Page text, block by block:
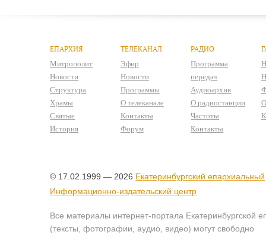
ЕПАРХИЯ
Митрополит
Новости
Структура
Храмы
Святые
История
ТЕЛЕКАНАЛ
Эфир
Новости
Программы
О телеканале
Контакты
Форум
РАДИО
Программа
передач
Аудиоархив
О радиостанции
Частоты
Контакты
© 17.02.1999 — 2026 Екатеринбургский епархиальный
Информационно-издательский центр
Все материалы интернет-портала Екатеринбургской
(тексты, фотографии, аудио, видео) могут свободно